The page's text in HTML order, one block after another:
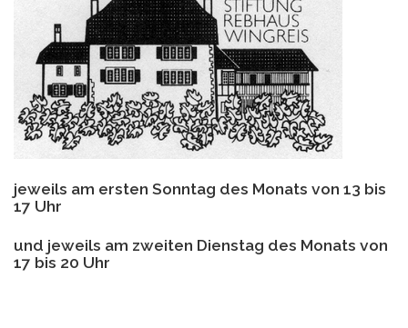
jeweils am ersten Sonntag des Monats von 13 bis
17 Uhr
und jeweils am zweiten Dienstag des Monats von
17 bis 20 Uhr